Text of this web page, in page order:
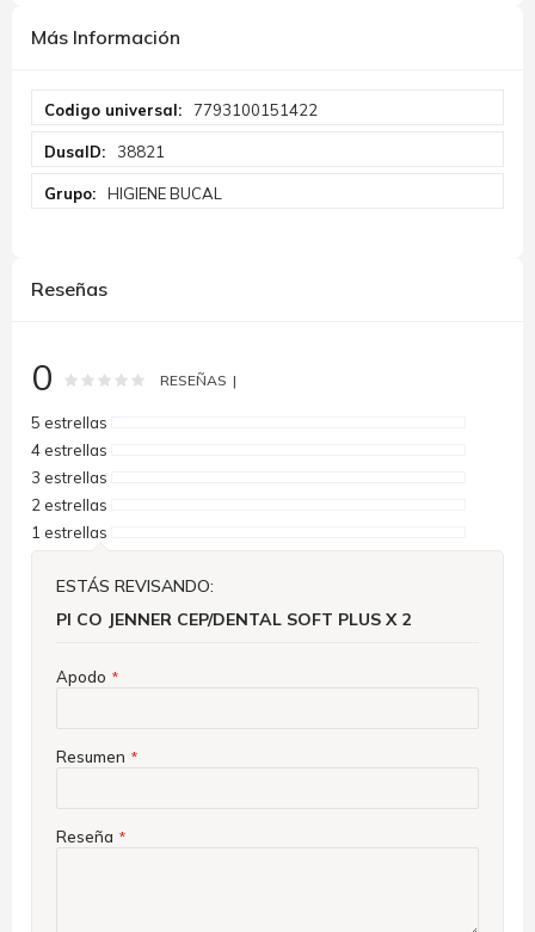
Más Información
Información
7793100151422
38821
HIGIENE BUCAL
Reseñas
0 Rating: % of100
RESEÑAS
5 estrellas
4 estrellas
3 estrellas
2 estrellas
1 estrellas
ESTÁS REVISANDO:
PI CO JENNER CEP/DENTAL SOFT PLUS X 2
Apodo
Resumen
Reseña